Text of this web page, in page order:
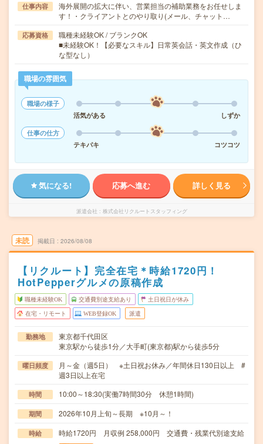
仕事内容
海外展開の拡大に伴い、営業担当の補助業務をお任せしま
す！・クライアントとのやり取り(メール、チャット…
応募資格
職種未経験OK / ブランクOK
■未経験OK！【必要なスキル】日常英会話・英文作成（ひ
な型なし）
職場の雰囲気
職場の様子
活気がある
しずか
仕事の仕方
テキパキ
コツコツ
気になる! 応募へ進む 詳しく見る
派遣会社 株式会社リクルートスタッフィング
未読 掲載日 2026/08/08
【リクルート】完全在宅＊時給1720円！
HotPepperグルメの原稿作成
職種未経験OK 交通費別途支給あり 土日祝日が休み
在宅・リモート WEB登録OK 派遣
勤務地
東京都千代田区
東京駅から徒歩1分／大手町(東京都)駅から徒歩5分
曜日頻度
月～金（週5日） ※土日祝お休み／年間休日130日以上 #
週3日以上在宅
時間 10:00～18:30(実働7時間30分 休憩1時間)
期間 2026年10月上旬～長期 ※10月～！
時給 時給1720円 月収例 258,000円 交通費・残業代別途支給